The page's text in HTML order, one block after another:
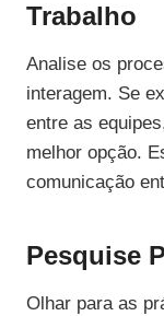
Trabalho
Analise os
interagem. Se
entre as
melhor opção.
comunicação
Pesquise
Olhar para as